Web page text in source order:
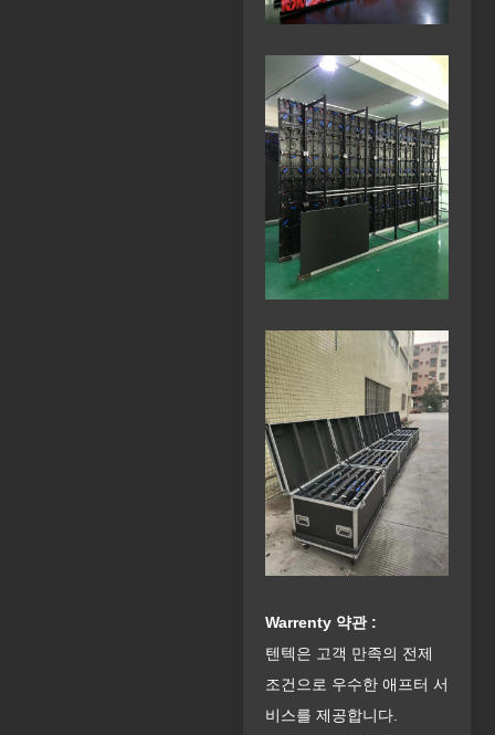
Warrenty 약관 :
텐텍은 고객 만족의 전제
조건으로 우수한 애프터 서
비스를 제공합니다.